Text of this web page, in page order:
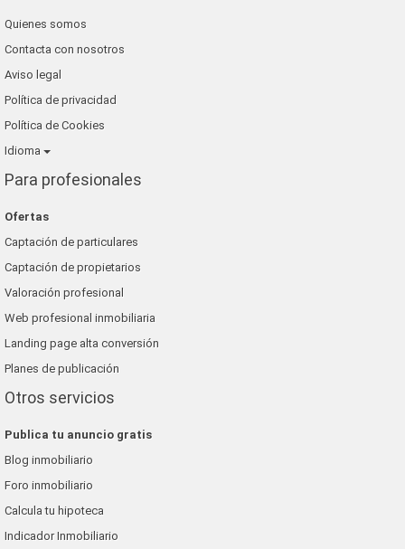
Quienes somos
Contacta con nosotros
Aviso legal
Política de privacidad
Política de Cookies
Idioma
Para profesionales
Ofertas
Captación de particulares
Captación de propietarios
Valoración profesional
Web profesional inmobiliaria
Landing page alta conversión
Planes de publicación
Otros servicios
Publica tu anuncio gratis
Blog inmobiliario
Foro inmobiliario
Calcula tu hipoteca
Indicador Inmobiliario